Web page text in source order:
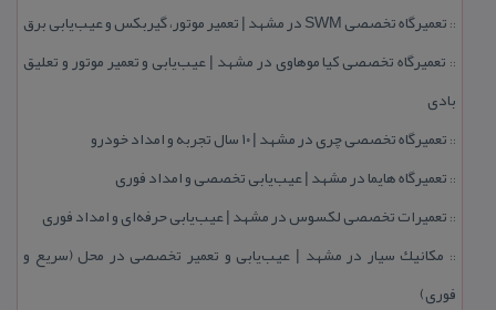
:: تعمیرگاه تخصصی SWM در مشهد | تعمیر موتور، گیربكس و عیب‌یابی برق
:: تعمیرگاه تخصصی كیا موهاوی در مشهد | عیب‌یابی و تعمیر موتور و تعلیق
بادی
:: تعمیرگاه تخصصی چری در مشهد | ۱۰ سال تجربه و امداد خودرو
:: تعمیرگاه هایما در مشهد | عیب‌یابی تخصصی و امداد فوری
:: تعمیرات تخصصی لكسوس در مشهد | عیب‌یابی حرفه‌ای و امداد فوری
:: مكانیك سیار در مشهد | عیب‌یابی و تعمیر تخصصی در محل (سریع و
فوری)